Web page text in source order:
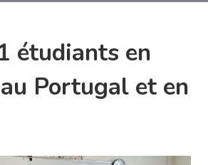
étudiants en
Portugal et en